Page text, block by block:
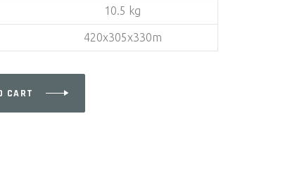
10.5 kg
420x305x330m
CART